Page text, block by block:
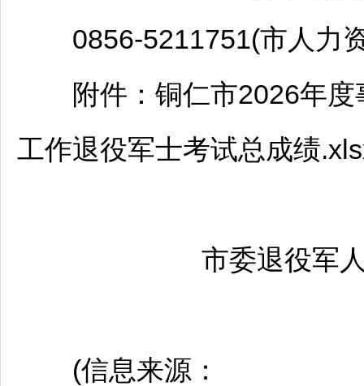
0856-5211751(市人力
附件： 铜仁市2026年度
工作退役军士考试总成绩
市委退役军人
(信息来源：